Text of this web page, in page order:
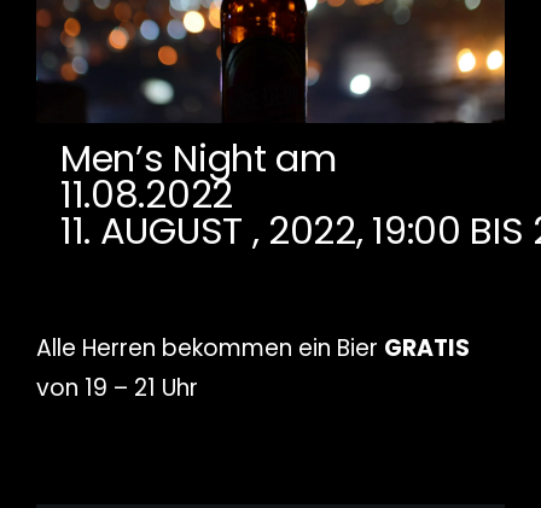
Men’s Night am
11.08.2022
11. AUGUST , 2022, 19:00 BIS
Alle Herren bekommen ein Bier GRATIS
von 19 – 21 Uhr